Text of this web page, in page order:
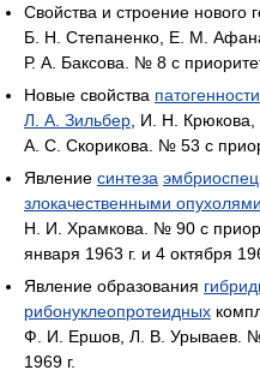
Свойства и строение нового
Б. Н. Степаненко, Е. М.
Р. А. Баксова. № 8 с
Новые свойства патогенности
Л. А. Зильбер , И. Н.
А. С. Скорикова. № 53 с
Явление синтеза
злокачественными опухолями
Н. И. Храмкова. № 90 с
января 1963 г. и 4 октября
Явление образования
рибонуклеопротеидных
Ф. И. Ершов, Л. В. Урываев.
1969 г.